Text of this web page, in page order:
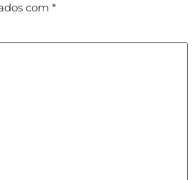
com *